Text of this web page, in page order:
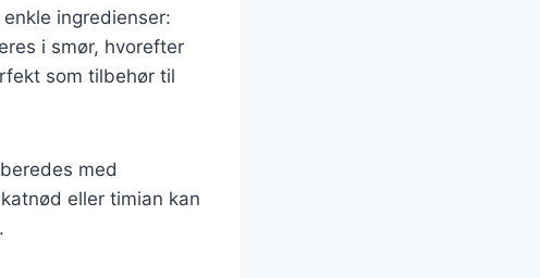
ingredienser:
i smør, hvorefter
som tilbehør til
med
eller timian kan